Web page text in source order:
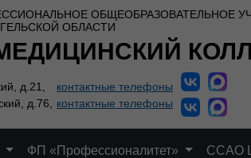
ОБЩЕОБРАЗОВАТЕЛЬНОЕ
ОБЛАСТИ
д.21,
д.76,
контактные телефоны
контактные телефоны
ФП «Профессионалитет» ССАО